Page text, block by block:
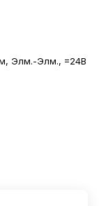
Элм.-Элм., =24В